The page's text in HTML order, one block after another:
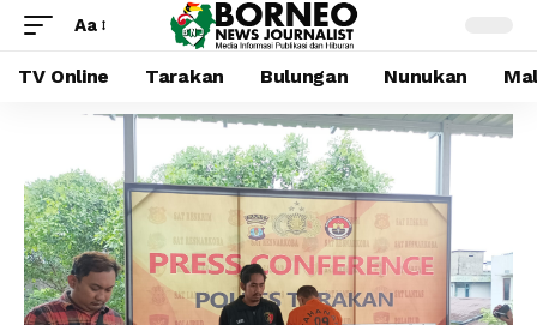
Aa
TV Online Tarakan Bulungan Nunukan